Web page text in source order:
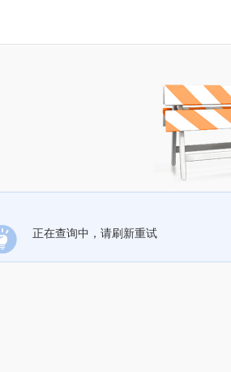
正在查询中，请刷新重试